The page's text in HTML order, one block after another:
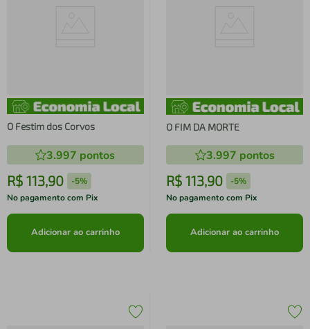
O Festim dos Corvos
3.997 pontos
R$ 113,90 -5%
No pagamento com Pix
Adicionar ao carrinho
O FIM DA MORTE
3.997 pontos
R$ 113,90 -5%
No pagamento com Pix
Adicionar ao carrinho